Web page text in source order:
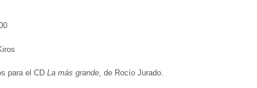
para el CD La más grande , de Rocío Jurado.